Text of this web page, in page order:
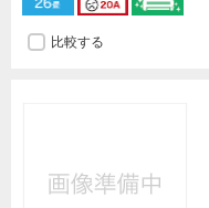
比較する